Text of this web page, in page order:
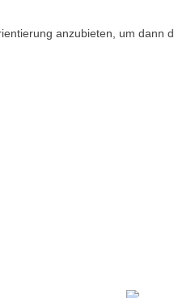
anzubieten, um dann